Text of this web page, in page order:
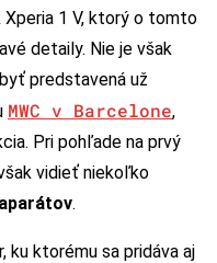
Xperia 1 V, ktorý o tomto
detaily. Nie je však
predstavená už
MWC v Barcelone,
Pri pohľade na prvý
vidieť niekoľko
.
ku ktorému sa pridáva aj